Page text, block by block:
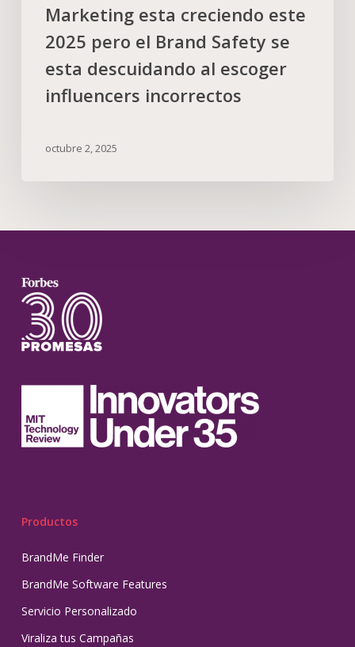
Marketing esta creciendo este
2025 pero el Brand Safety se
esta descuidando al escoger
influencers incorrectos
octubre 2, 2025
Productos
BrandMe Finder
BrandMe Software Features
Servicio Personalizado
Viraliza tus Campañas